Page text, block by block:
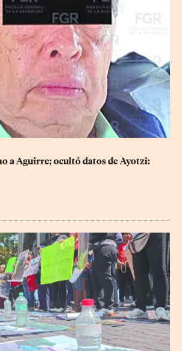
a Aguirre; ocultó datos de Ayotzi: